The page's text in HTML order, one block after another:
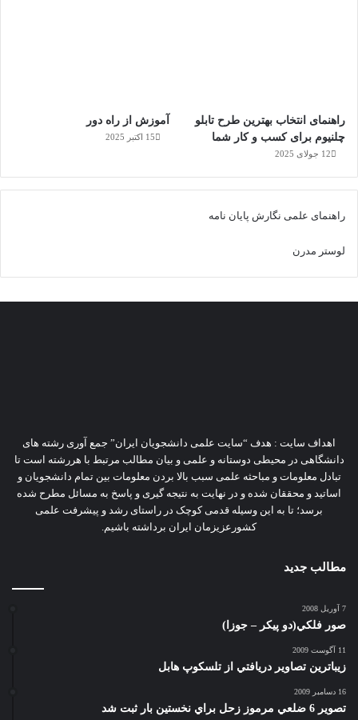
آموزش از راه دور
15 اکتبر 2025
راهنمای انتخاب بهترین طرح تابلو
چلنیوم برای کسب و کار شما
12 جولای 2025
راهنمای علمی نگارش پایان نامه
لوستر مدرن
اهداف سایت : هدف “سایت علمی دانشجویان ایران” جمع آوری رشته های
دانشگاهی در محیطی دوستانه و علمی و بیان مطالب مرتبط با هررشته است تا
تبادل معلومات و مباحثه علمی سبب بالا بردن معلومات بین تمام دانشجویان و
اساتید و محققان شده و در نهایت به نتیجه گیری و پاسخ به مسائل مطرح شده
برسد؛ تا به این وسیله قدمی کوچک در راستای رشد و پیشرفت علمی
کشورعزیزمان ایران برداشته باشیم.
مطالب جدید
7 آوریل 2008
صور فلكي(دو پیکر – جوزا)
11 آگوست 2009
زيباترين تصاوير دريافتي از تلسكوپ هابل
16 دسامبر 2009
تصوير 6 ضلعي مرموز زحل براي نخستين بار ثبت شد